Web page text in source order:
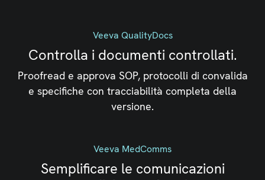
Veeva QualityDocs
Controlla i documenti controllati.
Proofread e approva SOP, protocolli di convalida
e specifiche con tracciabilità completa della
versione.
Veeva MedComms
Semplificare le comunicazioni